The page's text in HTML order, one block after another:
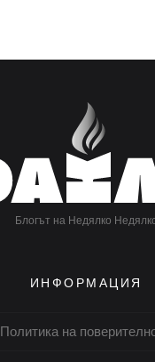
Блогът на Недялко
ИНФОРМАЦИЯ
Политика на